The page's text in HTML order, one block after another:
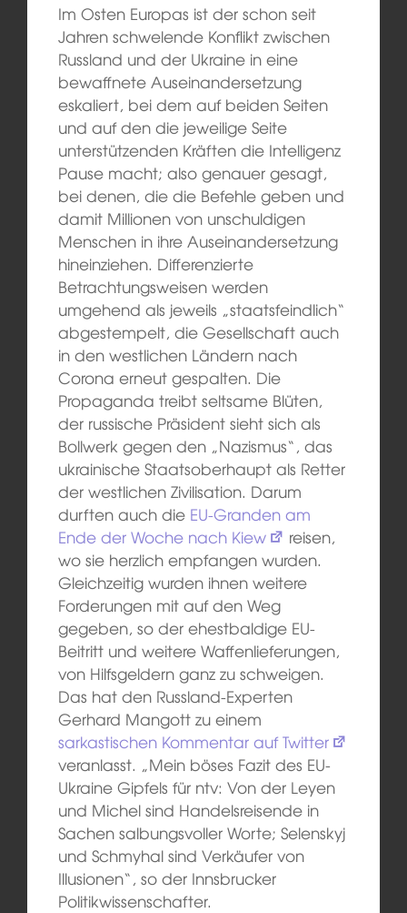
Im Osten Europas ist der schon seit
Jahren schwelende Konflikt zwischen
Russland und der Ukraine in eine
bewaffnete Auseinandersetzung
eskaliert, bei dem auf beiden Seiten
und auf den die jeweilige Seite
unterstützenden Kräften die Intelligenz
Pause macht; also genauer gesagt,
bei denen, die die Befehle geben und
damit Millionen von unschuldigen
Menschen in ihre Auseinandersetzung
hineinziehen. Differenzierte
Betrachtungsweisen werden
umgehend als jeweils „staatsfeindlich“
abgestempelt, die Gesellschaft auch
in den westlichen Ländern nach
Corona erneut gespalten. Die
Propaganda treibt seltsame Blüten,
der russische Präsident sieht sich als
Bollwerk gegen den „Nazismus“, das
ukrainische Staatsoberhaupt als Retter
der westlichen Zivilisation. Darum
durften auch die EU-Granden am
Ende der Woche nach Kiew
reisen,
wo sie herzlich empfangen wurden.
Gleichzeitig wurden ihnen weitere
Forderungen mit auf den Weg
gegeben, so der ehestbaldige EU-
Beitritt und weitere Waffenlieferungen,
von Hilfsgeldern ganz zu schweigen.
Das hat den Russland-Experten
Gerhard Mangott zu einem
sarkastischen Kommentar auf Twitter
veranlasst. „Mein böses Fazit des EU-
Ukraine Gipfels für ntv: Von der Leyen
und Michel sind Handelsreisende in
Sachen salbungsvoller Worte; Selenskyj
und Schmyhal sind Verkäufer von
Illusionen“, so der Innsbrucker
Politikwissenschafter.